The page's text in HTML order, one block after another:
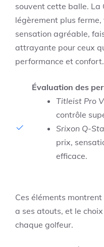
souvent cette balle. La
légèrement plus
sensation agréable,
attrayante pour ceux
performance et confort.
Évaluation des
Titleist Pro
contrôle
Srixon Q-
prix,
efficace.
Ces éléments
a ses atouts, et le
chaque golfeur.